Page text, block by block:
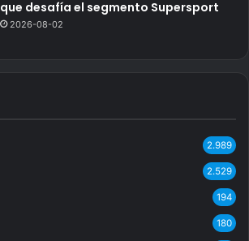
que desafía el segmento Supersport
2026-08-02
2.989
2.529
194
180